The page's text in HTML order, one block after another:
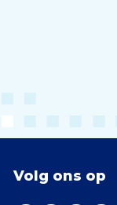
Volg ons op